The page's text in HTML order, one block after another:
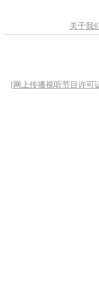
关于我
[网上传播视听节目许可